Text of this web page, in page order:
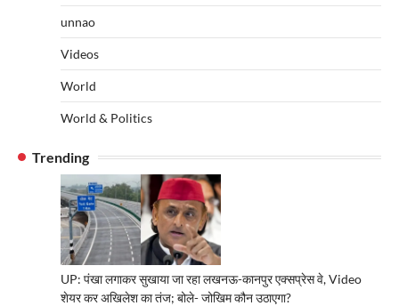
unnao
Videos
World
World & Politics
Trending
UP: पंखा लगाकर सुखाया जा रहा लखनऊ-कानपुर एक्सप्रेस वे, Video
शेयर कर अखिलेश का तंज; बोले- जोखिम कौन उठाएगा?